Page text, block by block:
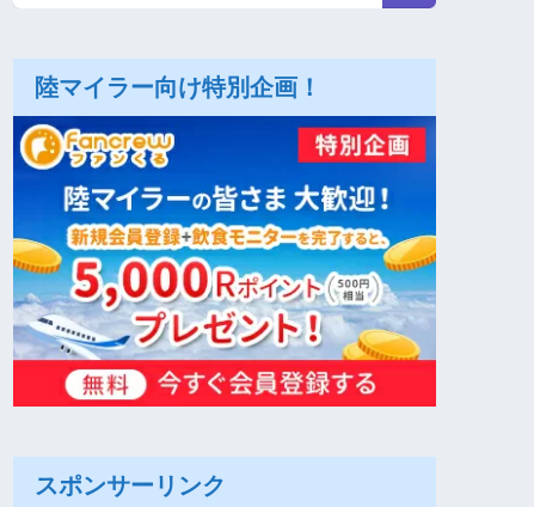
陸マイラー向け特別企画！
スポンサーリンク